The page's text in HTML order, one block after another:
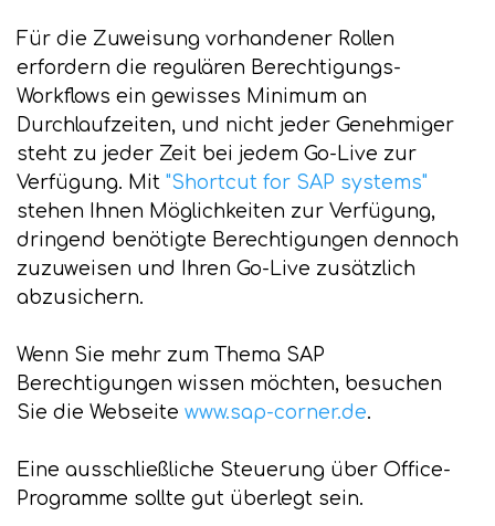
Für die Zuweisung vorhandener Rollen
erfordern die regulären Berechtigungs-
Workflows ein gewisses Minimum an
Durchlaufzeiten, und nicht jeder Genehmiger
steht zu jeder Zeit bei jedem Go-Live zur
Verfügung. Mit "Shortcut for SAP systems"
stehen Ihnen Möglichkeiten zur Verfügung,
dringend benötigte Berechtigungen dennoch
zuzuweisen und Ihren Go-Live zusätzlich
abzusichern.
Wenn Sie mehr zum Thema SAP
Berechtigungen wissen möchten, besuchen
Sie die Webseite www.sap-corner.de.
Eine ausschließliche Steuerung über Office-
Programme sollte gut überlegt sein.